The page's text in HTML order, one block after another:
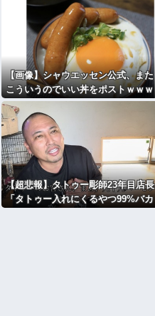
【画像】シャウエッセン公式、また
こういうのでいい丼をポストｗｗｗ
【超悲報】タトゥー彫師23年目店長
「タトゥー入れにくるやつ99%バカ